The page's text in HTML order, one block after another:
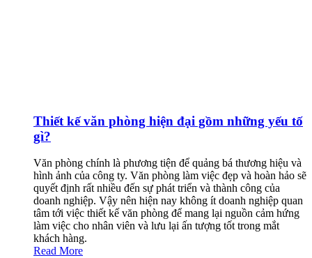
Thiết kế văn phòng hiện đại gồm những yếu tố
gì?
Văn phòng chính là phương tiện để quảng bá thương hiệu và
hình ảnh của công ty. Văn phòng làm việc đẹp và hoàn hảo sẽ
quyết định rất nhiều đến sự phát triển và thành công của
doanh nghiệp. Vậy nên hiện nay không ít doanh nghiệp quan
tâm tới việc thiết kế văn phòng để mang lại nguồn cảm hứng
làm việc cho nhân viên và lưu lại ấn tượng tốt trong mắt
khách hàng.
Read More